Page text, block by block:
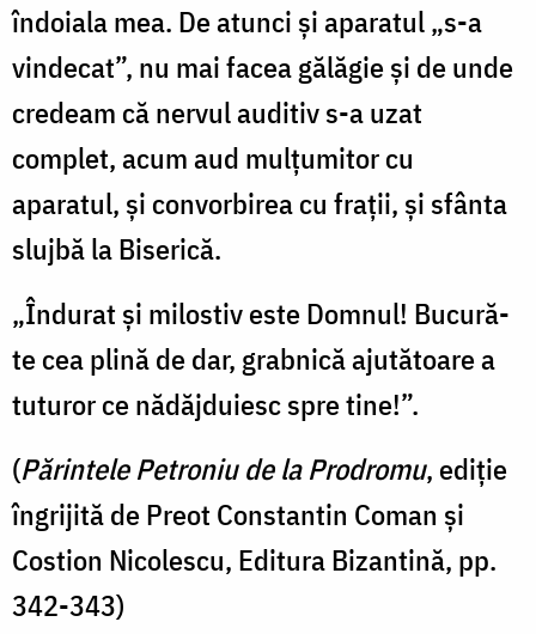
îndoiala mea. De atunci şi aparatul „s-a
vindecat”, nu mai facea gălăgie şi de unde
credeam că nervul auditiv s-a uzat
complet, acum aud mulţumitor cu
aparatul, şi convorbi­rea cu fraţii, şi sfânta
slujbă la Biserică.
„Îndurat şi milostiv este Domnul! Bucură-
te cea plină de dar, grabnică ajutătoare a
tuturor ce nădăjduiesc spre tine!”.
(Părintele Petroniu de la Prodromu, ediţie
îngrijită de Preot Constantin Coman şi
Costion Nicolescu, Editura Bizantină, pp.
342-343)